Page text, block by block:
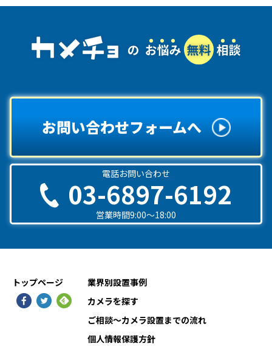
お問い合わせフォームへ
電話お問い合わせ
03-6897-6192
営業時間9:00〜18:00
トップページ
業界別設置事例
カメラを探す
ご相談〜カメラ設置までの流れ
個人情報保護方針